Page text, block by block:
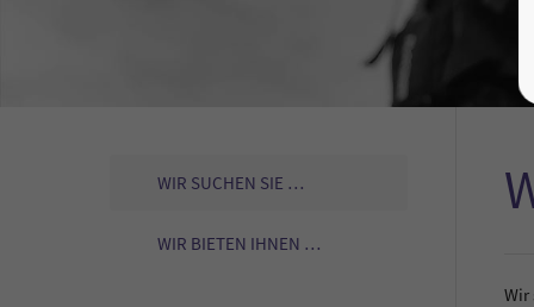
Wir
WIR SUCHEN SIE …
WIR BIETEN IHNEN …